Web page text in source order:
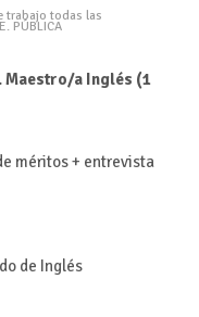
trabajo todas las
PÚBLICA
Maestro/a Inglés (1
méritos + entrevista
de Inglés